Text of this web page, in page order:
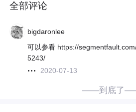
全部评论
bigdaronlee
可以参看 https://
5243/
2020-07-13
——到底了